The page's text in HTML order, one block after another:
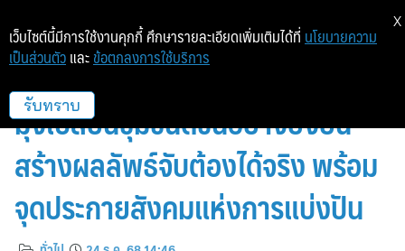
ทีทีบี เดินหน้าปลุกพลังอาสาสมัคร
มุ่งเปลี่ยนชุมชนดีขึ้นอย่างยั่งยืน
สร้างผลลัพธ์จับต้องได้จริง พร้อม
จุดประกายสังคมแห่งการแบ่งปัน
เว็บไซต์นี้มีการใช้งานคุกกี้ ศึกษารายละเอียดเพิ่มเติมได้ที่ นโยบายความ
เป็นส่วนตัว และ ข้อตกลงการใช้บริการ
รับทราบ
X